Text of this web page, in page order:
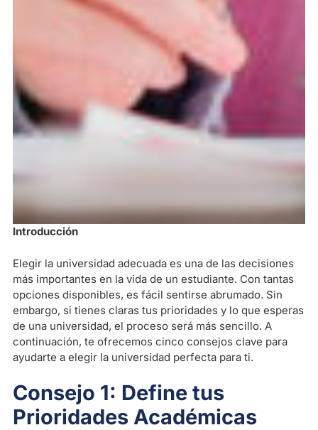
Introducción
Elegir la universidad adecuada es una de las decisiones
más importantes en la vida de un estudiante. Con tantas
opciones disponibles, es fácil sentirse abrumado. Sin
embargo, si tienes claras tus prioridades y lo que esperas
de una universidad, el proceso será más sencillo. A
continuación, te ofrecemos cinco consejos clave para
ayudarte a elegir la universidad perfecta para ti.
Consejo 1: Define tus
Prioridades Académicas